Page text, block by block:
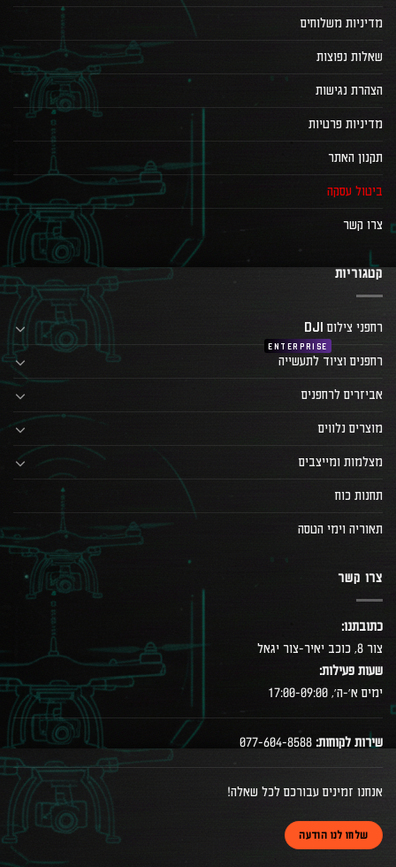
מדיניות משלוחים
שאלות נפוצות
הצהרת נגישות
מדיניות פרטיות
תקנון האתר
ביטול עסקה
צרו קשר
קטגוריות
רחפני צילום DJI
רחפנים וציוד לתעשייה
אביזרים לרחפנים
מוצרים נלווים
מצלמות ומייצבים
תחנות כוח
תאוריה וימי הטסה
צרו קשר
כתובתנו:
צור 8, כוכב יאיר-צור יגאל
שעות פעילות:
ימים א׳-ה׳, 17:00-09:00
שירות לקוחות:
אנחנו זמינים עבורכם לכל שאלה!
שלחו לנו הודעה